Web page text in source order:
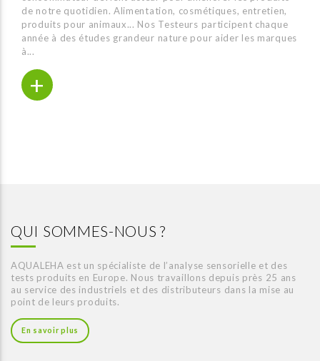
de notre quotidien. Alimentation, cosmétiques, entretien,
produits pour animaux... Nos Testeurs participent chaque
année à des études grandeur nature pour aider les marques
à...
+
QUI SOMMES-NOUS ?
AQUALEHA est un spécialiste de l’analyse sensorielle et des
tests produits en Europe. Nous travaillons depuis près 25 ans
au service des industriels et des distributeurs dans la mise au
point de leurs produits.
En savoir plus